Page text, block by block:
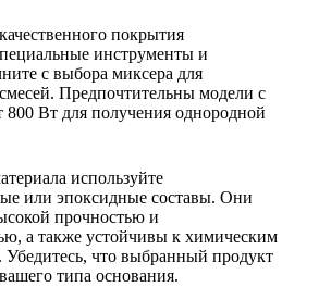
покрытия
инструменты и
с выбора миксера для
Предпочтительны модели с
Вт для получения однородной
используйте
или эпоксидные составы. Они
прочностью и
а также устойчивы к химическим
Убедитесь, что выбранный продукт
типа основания.